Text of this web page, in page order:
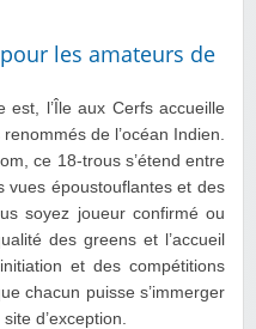
les amateurs de
l’Île aux Cerfs accueille
de l’océan Indien.
ce 18‑trous s’étend entre
vues époustouflantes et des
soyez joueur confirmé ou
des greens et l’accueil
et des compétitions
chacun puisse s’immerger
d’exception.